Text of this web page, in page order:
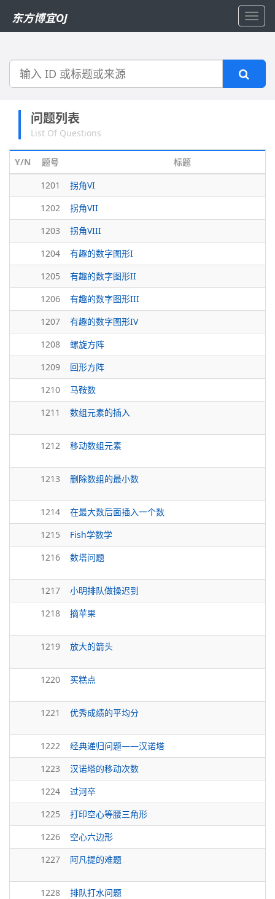
东方博宜OJ
搜
问题列表
List Of Questions
Y/N 题号
标题
1201
拐角VI
1202
拐角VII
1203
拐角VIII
1204
有趣的数字图形I
1205
有趣的数字图形II
1206
有趣的数字图形III
1207
有趣的数字图形IV
1208
螺旋方阵
1209
回形方阵
1210
马鞍数
1211
数组元素的插入
1212 移动数组元素
1213 删除数组的最小数
1214
在最大数后面插入一个数
1215
Fish学数学
1216
数塔问题
1217
小明排队做操迟到
1218
摘苹果
1219 放大的箭头
1220 买糕点
1221 优秀成绩的平均分
1222
经典递归问题——汉诺塔
1223
汉诺塔的移动次数
1224
过河卒
1225
打印空心等腰三角形
1226
空心六边形
1227
阿凡提的难题
1228 排队打水问题